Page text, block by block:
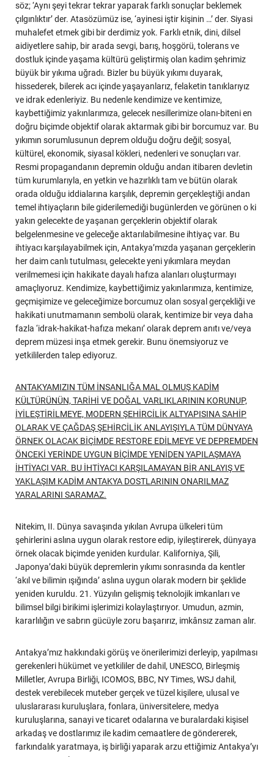
söz; ‘Aynı şeyi tekrar tekrar yaparak farklı sonuçlar beklemek
çılgınlıktır’ der. Atasözümüz ise, ‘ayinesi iştir kişinin …’ der. Siyasi
muhalefet etmek gibi bir derdimiz yok. Farklı etnik, dini, dilsel
aidiyetlere sahip, bir arada sevgi, barış, hoşgörü, tolerans ve
dostluk içinde yaşama kültürü geliştirmiş olan kadim şehrimiz
büyük bir yıkıma uğradı. Bizler bu büyük yıkımı duyarak,
hissederek, bilerek acı içinde yaşayanlarız, felaketin tanıklarıyız
ve idrak edenleriyiz. Bu nedenle kendimize ve kentimize,
kaybettiğimiz yakınlarımıza, gelecek nesillerimize olanı-biteni en
doğru biçimde objektif olarak aktarmak gibi bir borcumuz var. Bu
yıkımın sorumlusunun deprem olduğu doğru değil; sosyal,
kültürel, ekonomik, siyasal kökleri, nedenleri ve sonuçları var.
Resmi propagandanın depremin olduğu andan itibaren devletin
tüm kurumlarıyla, en yetkin ve hazırlıklı tam ve bütün olarak
orada olduğu iddialarına karşılık, depremin gerçekleştiği andan
temel ihtiyaçların bile giderilemediği bugünlerden ve görünen o ki
yakın gelecekte de yaşanan gerçeklerin objektif olarak
belgelenmesine ve geleceğe aktarılabilmesine ihtiyaç var. Bu
ihtiyacı karşılayabilmek için, Antakya’mızda yaşanan gerçeklerin
her daim canlı tutulması, gelecekte yeni yıkımlara meydan
verilmemesi için hakikate dayalı hafıza alanları oluşturmayı
amaçlıyoruz. Kendimize, kaybettiğimiz yakınlarımıza, kentimize,
geçmişimize ve geleceğimize borcumuz olan sosyal gerçekliği ve
hakikati unutmamanın sembolü olarak, kentimize bir veya daha
fazla ‘idrak-hakikat-hafıza mekanı’ olarak deprem anıtı ve/veya
deprem müzesi inşa etmek gerekir. Bunu önemsiyoruz ve
yetkililerden talep ediyoruz.
ANTAKYAMIZIN TÜM İNSANLIĞA MAL OLMUŞ KADİM
KÜLTÜRÜNÜN, TARİHİ VE DOĞAL VARLIKLARININ KORUNUP,
İYİLEŞTİRİLMEYE, MODERN ŞEHİRCİLİK ALTYAPISINA SAHİP
OLARAK VE ÇAĞDAŞ ŞEHİRCİLİK ANLAYIŞIYLA TÜM DÜNYAYA
ÖRNEK OLACAK BİÇİMDE RESTORE EDİLMEYE VE DEPREMDEN
ÖNCEKİ YERİNDE UYGUN BİÇİMDE YENİDEN YAPILAŞMAYA
İHTİYACI VAR. BU İHTİYACI KARŞILAMAYAN BİR ANLAYIŞ VE
YAKLAŞIM KADİM ANTAKYA DOSTLARININ ONARILMAZ
YARALARINI SARAMAZ.
Nitekim, II. Dünya savaşında yıkılan Avrupa ülkeleri tüm
şehirlerini aslına uygun olarak restore edip, iyileştirerek, dünyaya
örnek olacak biçimde yeniden kurdular. Kaliforniya, Şili,
Japonya’daki büyük depremlerin yıkımı sonrasında da kentler
‘akıl ve bilimin ışığında’ aslına uygun olarak modern bir şeklide
yeniden kuruldu. 21. Yüzyılın gelişmiş teknolojik imkanları ve
bilimsel bilgi birikimi işlerimizi kolaylaştırıyor. Umudun, azmin,
kararlılığın ve sabrın gücüyle zoru başarırız, imkânsız zaman alır.
Antakya’mız hakkındaki görüş ve önerilerimizi derleyip, yapılması
gerekenleri hükümet ve yetkililer de dahil, UNESCO, Birleşmiş
Milletler, Avrupa Birliği, ICOMOS, BBC, NY Times, WSJ dahil,
destek verebilecek muteber gerçek ve tüzel kişilere, ulusal ve
uluslararası kuruluşlara, fonlara, üniversitelere, medya
kuruluşlarına, sanayi ve ticaret odalarına ve buralardaki kişisel
arkadaş ve dostlarımız ile kadim cemaatlere de göndererek,
farkındalık yaratmaya, iş birliği yaparak arzu ettiğimiz Antakya’yı